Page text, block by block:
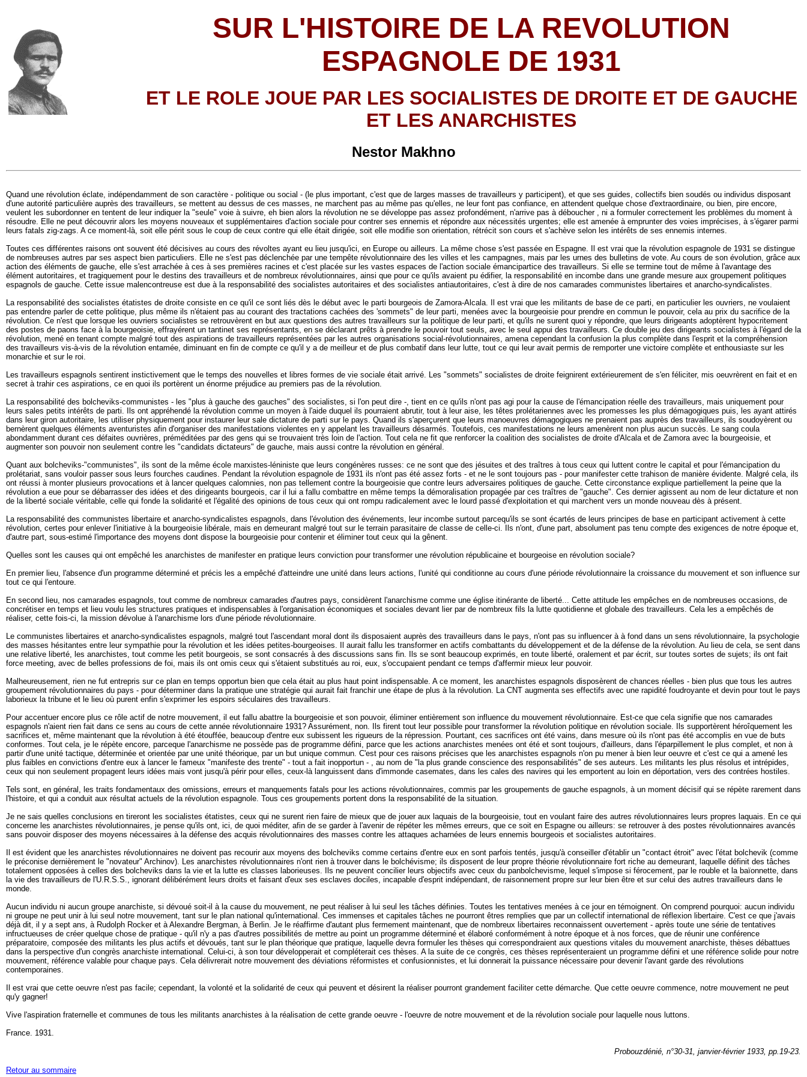
SUR L'HISTOIRE DE LA REVOLUTION
ESPAGNOLE DE 1931
ET LE ROLE JOUE PAR LES SOCIALISTES DE DROITE ET DE GAUCHE
ET LES ANARCHISTES
Nestor Makhno
Quand une révolution éclate, indépendamment de son caractère - politique ou social - (le plus important, c'est que de larges masses de travailleurs y participent), et que ses guides, collectifs bien soudés ou individus disposant
d'une autorité particulière auprès des travailleurs, se mettent au dessus de ces masses, ne marchent pas au même pas qu'elles, ne leur font pas confiance, en attendent quelque chose d'extraordinaire, ou bien, pire encore,
veulent les subordonner en tentent de leur indiquer la "seule" voie à suivre, eh bien alors la révolution ne se développe pas assez profondément, n'arrive pas à déboucher , ni a formuler correctement les problèmes du moment à
résoudre. Elle ne peut découvrir alors les moyens nouveaux et supplémentaires d'action sociale pour contrer ses ennemis et répondre aux nécessités urgentes; elle est amenée à emprunter des voies imprécises, à s'égarer parmi
leurs fatals zig-zags. A ce moment-là, soit elle périt sous le coup de ceux contre qui elle était dirigée, soit elle modifie son orientation, rétrécit son cours et s'achève selon les intérêts de ses ennemis internes.
Toutes ces différentes raisons ont souvent été décisives au cours des révoltes ayant eu lieu jusqu'ici, en Europe ou ailleurs. La même chose s'est passée en Espagne. Il est vrai que la révolution espagnole de 1931 se distingue
de nombreuses autres par ses aspect bien particuliers. Elle ne s'est pas déclenchée par une tempête révolutionnaire des les villes et les campagnes, mais par les urnes des bulletins de vote. Au cours de son évolution, grâce aux
action des éléments de gauche, elle s'est arrachée à ces à ses premières racines et c'est placée sur les vastes espaces de l'action sociale émancipartice des travailleurs. Si elle se termine tout de même à l'avantage des
élément autoritaires, et tragiquement pour le destins des travailleurs et de nombreux révolutionnaires, ainsi que pour ce qu'ils avaient pu édifier, la responsabilité en incombe dans une grande mesure aux groupement politiques
espagnols de gauche. Cette issue malencontreuse est due à la responsabilité des socialistes autoritaires et des socialistes antiautoritaires, c'est à dire de nos camarades communistes libertaires et anarcho-syndicalistes.
La responsabilité des socialistes étatistes de droite consiste en ce qu'il ce sont liés dès le début avec le parti bourgeois de Zamora-Alcala. Il est vrai que les militants de base de ce parti, en particulier les ouvriers, ne voulaient
pas entendre parler de cette politique, plus même ils n'étaient pas au courant des tractations cachées des 'sommets" de leur parti, menées avec la bourgeoisie pour prendre en commun le pouvoir, cela au prix du sacrifice de la
révolution. Ce n'est que lorsque les ouvriers socialistes se retrouvèrent en but aux questions des autres travailleurs sur la politique de leur parti, et qu'ils ne surent quoi y répondre, que leurs dirigeants adoptèrent hypocritement
des postes de paons face à la bourgeoisie, effrayérent un tantinet ses représentants, en se déclarant prêts à prendre le pouvoir tout seuls, avec le seul appui des travailleurs. Ce double jeu des dirigeants socialistes à l'égard de la
révolution, mené en tenant compte malgré tout des aspirations de travailleurs représentées par les autres organisations social-révolutionnaires, amena cependant la confusion la plus complète dans l'esprit et la compréhension
des travailleurs vis-à-vis de la révolution entamée, diminuant en fin de compte ce qu'il y a de meilleur et de plus combatif dans leur lutte, tout ce qui leur avait permis de remporter une victoire complète et enthousiaste sur les
monarchie et sur le roi.
Les travailleurs espagnols sentirent instictivement que le temps des nouvelles et libres formes de vie sociale était arrivé. Les "sommets" socialistes de droite feignirent extérieurement de s'en féliciter, mis oeuvrèrent en fait et en
secret à trahir ces aspirations, ce en quoi ils portèrent un énorme préjudice au premiers pas de la révolution.
La responsabilité des bolcheviks-communistes - les "plus à gauche des gauches" des socialistes, si l'on peut dire -, tient en ce qu'ils n'ont pas agi pour la cause de l'émancipation réelle des travailleurs, mais uniquement pour
leurs sales petits intérêts de parti. Ils ont appréhendé la révolution comme un moyen à l'aide duquel ils pourraient abrutir, tout à leur aise, les têtes prolétariennes avec les promesses les plus démagogiques puis, les ayant attirés
dans leur giron autoritaire, les utiliser physiquement pour instaurer leur sale dictature de parti sur le pays. Quand ils s'aperçurent que leurs manoeuvres démagogiques ne prenaient pas auprès des travailleurs, ils soudoyèrent ou
bernèrent quelques éléments aventuristes afin d'organiser des manifestations violentes en y appelant les travailleurs désarmés. Toutefois, ces manifestations ne leurs amenèrent non plus aucun succès. Le sang coula
abondamment durant ces défaites ouvrières, préméditées par des gens qui se trouvaient très loin de l'action. Tout cela ne fit que renforcer la coalition des socialistes de droite d'Alcala et de Zamora avec la bourgeoisie, et
augmenter son pouvoir non seulement contre les "candidats dictateurs" de gauche, mais aussi contre la révolution en général.
Quant aux bolcheviks-"communistes", ils sont de la même école marxistes-léniniste que leurs congénères russes: ce ne sont que des jésuites et des traîtres à tous ceux qui luttent contre le capital et pour l'émancipation du
prolétariat, sans vouloir passer sous leurs fourches caudines. Pendant la révolution espagnole de 1931 ils n'ont pas été assez forts - et ne le sont toujours pas - pour manifester cette trahison de manière évidente. Malgré cela, ils
ont réussi à monter plusieurs provocations et à lancer quelques calomnies, non pas tellement contre la bourgeoisie que contre leurs adversaires politiques de gauche. Cette circonstance explique partiellement la peine que la
révolution a eue pour se débarrasser des idées et des dirigeants bourgeois, car il lui a fallu combattre en même temps la démoralisation propagée par ces traîtres de "gauche". Ces dernier agissent au nom de leur dictature et non
de la liberté sociale véritable, celle qui fonde la solidarité et l'égalité des opinions de tous ceux qui ont rompu radicalement avec le lourd passé d'exploitation et qui marchent vers un monde nouveau dès à présent.
La responsabilité des communistes libertaire et anarcho-syndicalistes espagnols, dans l'évolution des événements, leur incombe surtout parcequ'ils se sont écartés de leurs principes de base en participant activement à cette
révolution, certes pour enlever l'initiative à la bourgeoisie libérale, mais en demeurant malgré tout sur le terrain parasitaire de classe de celle-ci. Ils n'ont, d'une part, absolument pas tenu compte des exigences de notre époque et,
d'autre part, sous-estimé l'importance des moyens dont dispose la bourgeoisie pour contenir et éliminer tout ceux qui la gênent.
Quelles sont les causes qui ont empêché les anarchistes de manifester en pratique leurs conviction pour transformer une révolution républicaine et bourgeoise en révolution sociale?
En premier lieu, l'absence d'un programme déterminé et précis les a empêché d'atteindre une unité dans leurs actions, l'unité qui conditionne au cours d'une période révolutionnaire la croissance du mouvement et son influence sur
tout ce qui l'entoure.
En second lieu, nos camarades espagnols, tout comme de nombreux camarades d'autres pays, considèrent l'anarchisme comme une église itinérante de liberté... Cette attitude les empêches en de nombreuses occasions, de
concrétiser en temps et lieu voulu les structures pratiques et indispensables à l'organisation économiques et sociales devant lier par de nombreux fils la lutte quotidienne et globale des travailleurs. Cela les a empêchés de
réaliser, cette fois-ci, la mission dévolue à l'anarchisme lors d'une période révolutionnaire.
Le communistes libertaires et anarcho-syndicalistes espagnols, malgré tout l'ascendant moral dont ils disposaient auprès des travailleurs dans le pays, n'ont pas su influencer à à fond dans un sens révolutionnaire, la psychologie
des masses hésitantes entre leur sympathie pour la révolution et les idées petites-bourgeoises. Il aurait fallu les transformer en actifs combattants du développement et de la défense de la révolution. Au lieu de cela, se sent dans
une relative liberté, les anarchistes, tout comme les petit bourgeois, se sont consacrés à des discussions sans fin. Ils se sont beaucoup exprimés, en toute liberté, oralement et par écrit, sur toutes sortes de sujets; ils ont fait
force meeting, avec de belles professions de foi, mais ils ont omis ceux qui s'étaient substitués au roi, eux, s'occupaient pendant ce temps d'affermir mieux leur pouvoir.
Malheureusement, rien ne fut entrepris sur ce plan en temps opportun bien que cela était au plus haut point indispensable. A ce moment, les anarchistes espagnols disposèrent de chances réelles - bien plus que tous les autres
groupement révolutionnaires du pays - pour déterminer dans la pratique une stratégie qui aurait fait franchir une étape de plus à la révolution. La CNT augmenta ses effectifs avec une rapidité foudroyante et devin pour tout le pays
laborieux la tribune et le lieu où purent enfin s'exprimer les espoirs séculaires des travailleurs.
Pour accentuer encore plus ce rôle actif de notre mouvement, il eut fallu abattre la bourgeoisie et son pouvoir, éliminer entièrement son influence du mouvement révolutionnaire. Est-ce que cela signifie que nos camarades
espagnols n'aient rien fait dans ce sens au cours de cette année révolutionnaire 1931? Assurément, non. Ils firent tout leur possible pour transformer la révolution politique en révolution sociale. Ils supportèrent héroîquement les
sacrifices et, même maintenant que la révolution à été étouffée, beaucoup d'entre eux subissent les rigueurs de la répression. Pourtant, ces sacrifices ont été vains, dans mesure où ils n'ont pas été accomplis en vue de buts
conformes. Tout cela, je le répète encore, parceque l'anarchisme ne possède pas de programme défini, parce que les actions anarchistes menées ont été et sont toujours, d'ailleurs, dans l'éparpillement le plus complet, et non à
partir d'une unité tactique, déterminée et orientée par une unité théorique, par un but unique commun. C'est pour ces raisons précises que les anarchistes espagnols n'on pu mener à bien leur oeuvre et c'est ce qui a amené les
plus faibles en convictions d'entre eux à lancer le fameux "manifeste des trente" - tout a fait inopportun - , au nom de "la plus grande conscience des responsabilités" de ses auteurs. Les militants les plus résolus et intrépides,
ceux qui non seulement propagent leurs idées mais vont jusqu'à périr pour elles, ceux-là languissent dans d'immonde casemates, dans les cales des navires qui les emportent au loin en déportation, vers des contrées hostiles.
Tels sont, en général, les traits fondamentaux des omissions, erreurs et manquements fatals pour les actions révolutionnaires, commis par les groupements de gauche espagnols, à un moment décisif qui se répète rarement dans
l'histoire, et qui a conduit aux résultat actuels de la révolution espagnole. Tous ces groupements portent dons la responsabilité de la situation.
Je ne sais quelles conclusions en tireront les socialistes étatistes, ceux qui ne surent rien faire de mieux que de jouer aux laquais de la bourgeoisie, tout en voulant faire des autres révolutionnaires leurs propres laquais. En ce qui
concerne les anarchistes révolutionnaires, je pense qu'ils ont, ici, de quoi méditer, afin de se garder à l'avenir de répéter les mêmes erreurs, que ce soit en Espagne ou ailleurs: se retrouver à des postes révolutionnaires avancés
sans pouvoir disposer des moyens nécessaires à la défense des acquis révolutionnaires des masses contre les attaques acharnées de leurs ennemis bourgeois et socialistes autoritaires.
Il est évident que les anarchistes révolutionnaires ne doivent pas recourir aux moyens des bolcheviks comme certains d'entre eux en sont parfois tentés, jusqu'à conseiller d'établir un "contact étroit" avec l'état bolchevik (comme
le préconise dernièrement le "novateur" Archinov). Les anarchistes révolutionnaires n'ont rien à trouver dans le bolchévisme; ils disposent de leur propre théorie révolutionnaire fort riche au demeurant, laquelle définit des tâches
totalement opposées à celles des bolcheviks dans la vie et la lutte es classes laborieuses. Ils ne peuvent concilier leurs objectifs avec ceux du panbolchevisme, lequel s'impose si férocement, par le rouble et la baïonnette, dans
la vie des travailleurs de l'U.R.S.S., ignorant délibérément leurs droits et faisant d'eux ses esclaves dociles, incapable d'esprit indépendant, de raisonnement propre sur leur bien être et sur celui des autres travailleurs dans le
monde.
Aucun individu ni aucun groupe anarchiste, si dévoué soit-il à la cause du mouvement, ne peut réaliser à lui seul les tâches définies. Toutes les tentatives menées à ce jour en témoignent. On comprend pourquoi: aucun individu
ni groupe ne peut unir à lui seul notre mouvement, tant sur le plan national qu'international. Ces immenses et capitales tâches ne pourront êtres remplies que par un collectif international de réflexion libertaire. C'est ce que j'avais
déjà dit, il y a sept ans, à Rudolph Rocker et à Alexandre Bergman, à Berlin. Je le réaffirme d'autant plus fermement maintenant, que de nombreux libertaires reconnaissent ouvertement - après toute une série de tentatives
infructueuses de créer quelque chose de pratique - qu'il n'y a pas d'autres possibilités de mettre au point un programme déterminé et élaboré conformément à notre époque et à nos forces, que de réunir une conférence
préparatoire, composée des militants les plus actifs et dévoués, tant sur le plan théorique que pratique, laquelle devra formuler les thèses qui correspondraient aux questions vitales du mouvement anarchiste, thèses débattues
dans la perspective d'un congrès anarchiste international. Celui-ci, à son tour développerait et compléterait ces thèses. A la suite de ce congrès, ces thèses représenteraient un programme défini et une référence solide pour notre
mouvement, référence valable pour chaque pays. Cela délivrerait notre mouvement des déviations réformistes et confusionnistes, et lui donnerait la puissance nécessaire pour devenir l'avant garde des révolutions
contemporaines.
Il est vrai que cette oeuvre n'est pas facile; cependant, la volonté et la solidarité de ceux qui peuvent et désirent la réaliser pourront grandement faciliter cette démarche. Que cette oeuvre commence, notre mouvement ne peut
qu'y gagner!
Vive l'aspiration fraternelle et communes de tous les militants anarchistes à la réalisation de cette grande oeuvre - l'oeuvre de notre mouvement et de la révolution sociale pour laquelle nous luttons.
France. 1931.
Probouzdénié, n°30-31, janvier-février 1933, pp.19-23.
Retour au sommaire